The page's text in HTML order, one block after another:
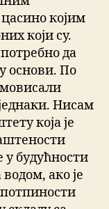
којим
који су.
да
основи. По
Нисам
која је
будућности
ако је